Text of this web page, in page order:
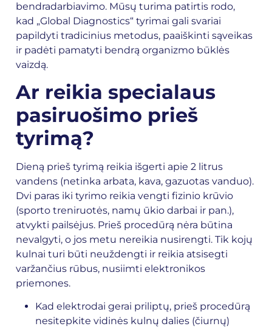
bendradarbiavimo. Mūsų turima patirtis rodo,
kad „Global Diagnostics“ tyrimai gali svariai
papildyti tradicinius metodus, paaiškinti sąveikas
ir padėti pamatyti bendrą organizmo būklės
vaizdą.
Ar reikia specialaus
pasiruošimo prieš
tyrimą?
Dieną prieš tyrimą reikia išgerti apie 2 litrus
vandens (netinka arbata, kava, gazuotas vanduo).
Dvi paras iki tyrimo reikia vengti fizinio krūvio
(sporto treniruotės, namų ūkio darbai ir pan.),
atvykti pailsėjus. Prieš procedūrą nėra būtina
nevalgyti, o jos metu nereikia nusirengti. Tik kojų
kulnai turi būti neuždengti ir reikia atsisegti
varžančius rūbus, nusiimti elektronikos
priemones.
Kad elektrodai gerai priliptų, prieš procedūrą
nesitepkite vidinės kulnų dalies (čiurnų)